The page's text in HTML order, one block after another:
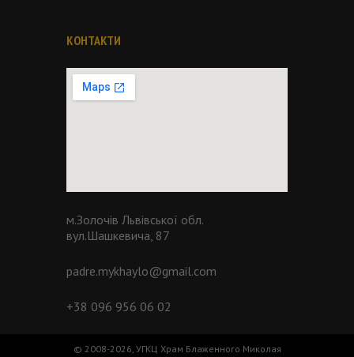
КОНТАКТИ
м.Золочів Львівської обл.
вул.Шашкевича, 87
padre.mykhaylo@gmail.com
+38 096 956 06 02
© 2008-2026, УГКЦ Храм Блаженного Миколая